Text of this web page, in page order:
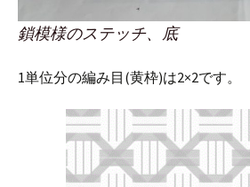
鎖模様のステッチ、底
1単位分の編み目(黄枠)は2×2です。